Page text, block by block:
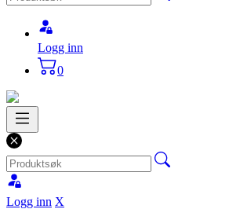
Logg inn
0
Logg inn X